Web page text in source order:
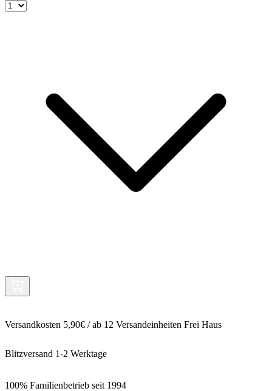
Versandkosten 5,90€ / ab 12 Versandeinheiten Frei Haus
Blitzversand 1-2 Werktage
100% Familienbetrieb seit 1994